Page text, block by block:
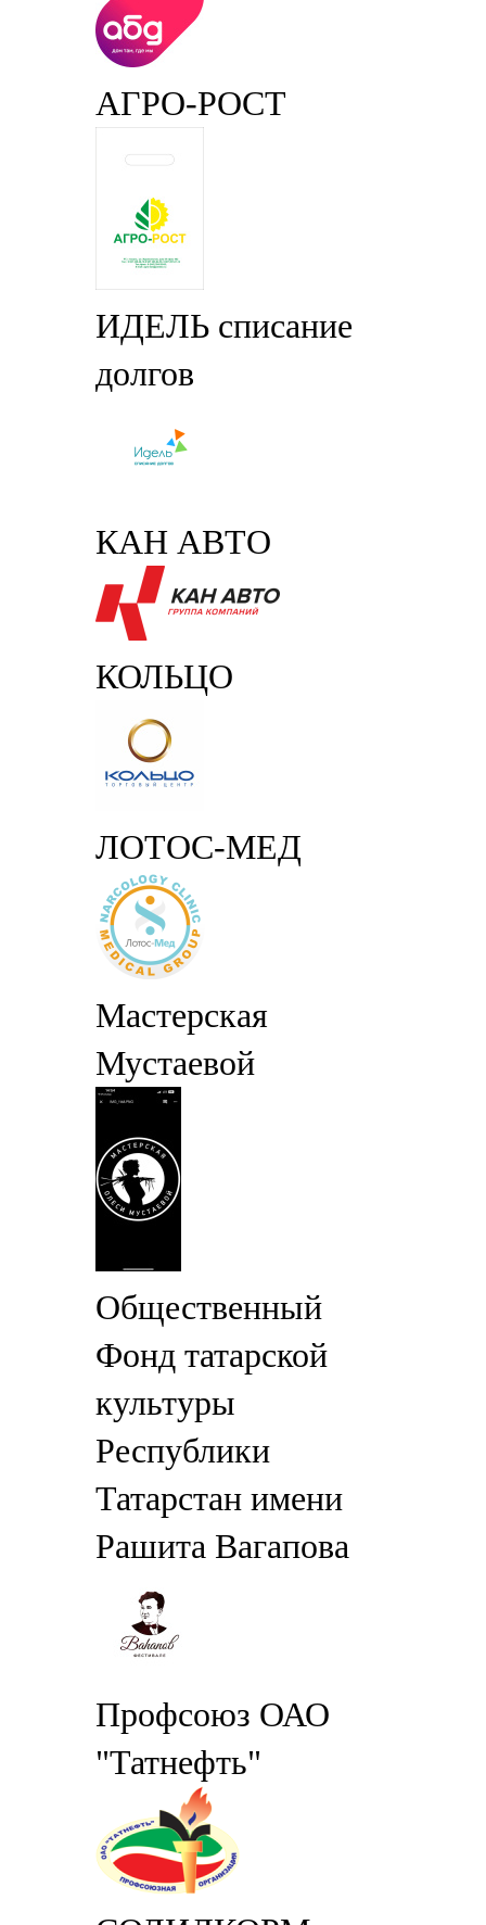
АГРО-РОСТ
ИДЕЛЬ списание
долгов
КАН АВТО
КОЛЬЦО
ЛОТОС-МЕД
Мастерская
Мустаевой
Общественный
Фонд татарской
культуры
Республики
Татарстан имени
Рашита Вагапова
Профсоюз ОАО
"Татнефть"